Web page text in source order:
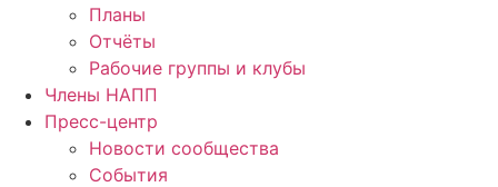
Планы
Отчёты
Рабочие группы и клубы
Члены НАПП
Пресс-центр
Новости сообщества
События